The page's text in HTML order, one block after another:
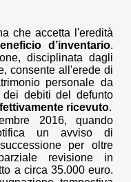
che accetta l'eredità
d’inventario.
disciplinata dagli
consente all'erede di
personale da
dei debiti del defunto
ricevuto.
2016, quando
un avviso di
per oltre
revisione in
a circa 35.000 euro.